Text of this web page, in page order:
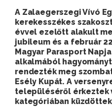
A Zalaegerszegi Vívó
kerekesszékes
évvel ezelőtt alakult
jubileum és a február
Magyar Parasport Napja
alkalmából
rendezték meg
Esély Kupát. A
településéről érkeztek
kategóriában